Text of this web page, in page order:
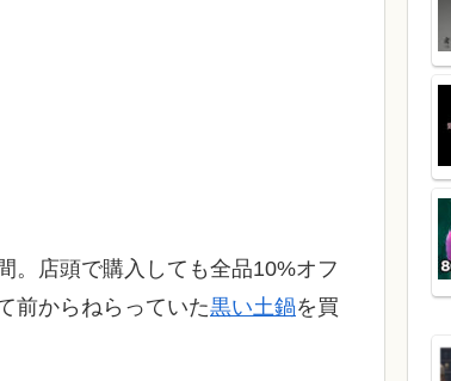
。店頭で購入しても全品10%オフ
前からねらっていた黒い土鍋を買